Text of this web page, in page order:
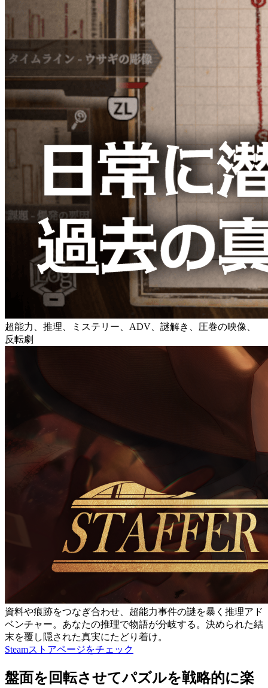
超能力、推理、ミステリー、ADV、謎解き、圧巻の映像、
反転劇
資料や痕跡をつなぎ合わせ、超能力事件の謎を暴く推理アド
ベンチャー。あなたの推理で物語が分岐する。決められた結
末を覆し隠された真実にたどり着け。
Steamストアページをチェック
盤面を回転させてパズルを戦略的に楽